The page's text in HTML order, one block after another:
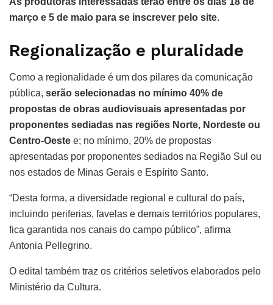
março e 5 de maio para se inscrever pelo site.
Regionalização e pluralidade
Como a regionalidade é um dos pilares da comunicação
pública, serão selecionadas no mínimo 40% de
propostas de obras audiovisuais apresentadas por
proponentes sediadas nas regiões Norte, Nordeste ou
Centro-Oeste e; no mínimo, 20% de propostas
apresentadas por proponentes sediados na Região Sul ou
nos estados de Minas Gerais e Espírito Santo.
“Desta forma, a diversidade regional e cultural do país,
incluindo periferias, favelas e demais territórios populares,
fica garantida nos canais do campo público”, afirma
Antonia Pellegrino.
O edital também traz os critérios seletivos elaborados pelo
Ministério da Cultura.